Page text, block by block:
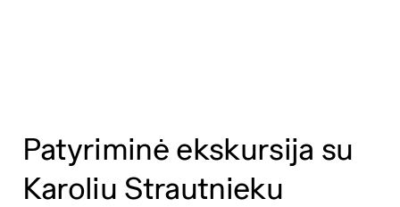
Patyriminė ekskursija su
Karoliu Strautnieku